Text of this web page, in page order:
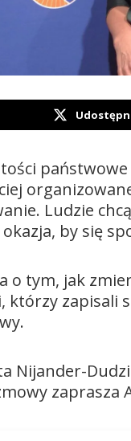
Ludzie
by się
o tym, jak
którzy zapisali
Nijander-
zaprasza